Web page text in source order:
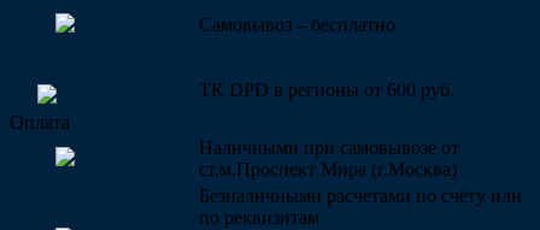
Самовывоз – бесплатно
ТК DPD в регионы от 600 руб.
Оплата
Наличными при самовывозе от
ст.м.Проспект Мира (г.Москва)
Безналичными расчетами по счёту или
по реквизитам